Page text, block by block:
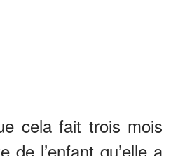
cela fait trois mois
de l’enfant qu’elle a